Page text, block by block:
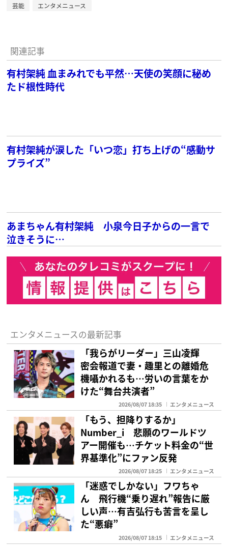
芸能 エンタメニュース
関連記事
有村架純 血まみれでも平然…天使の笑顔に秘め
たド根性時代
有村架純が涙した「いつ恋」打ち上げの“感動サ
プライズ”
あまちゃん有村架純 小泉今日子からの一言で
泣きそうに…
エンタメニュースの最新記事
「我らがリーダー」三山凌輝
密会報道で妻・趣里との離婚危
機囁かれるも…労いの言葉をか
けた“舞台共演者”
2026/08/07 18:35 エンタメニュース
「もう、担降りするか」
Number_i 悲願のワールドツ
アー開催も…チケット料金の“世
界基準化”にファン反発
2026/08/07 18:25 エンタメニュース
「迷惑でしかない」フワちゃ
ん 飛行機“乗り遅れ”報告に厳
しい声…有吉弘行も苦言を呈し
た“悪癖”
2026/08/07 18:15 エンタメニュース